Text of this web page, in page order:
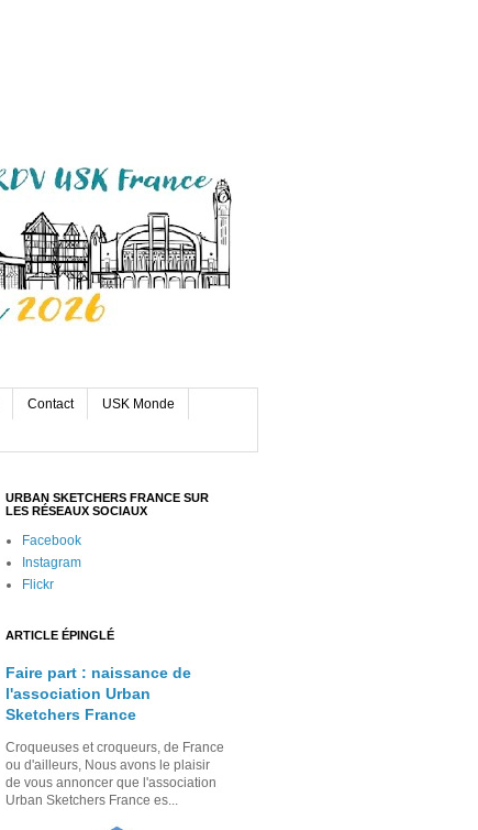
Contact USK Monde
URBAN SKETCHERS FRANCE SUR
LES RÉSEAUX SOCIAUX
Facebook
Instagram
Flickr
ARTICLE ÉPINGLÉ
Faire part : naissance de
l'association Urban
Sketchers France
Croqueuses et croqueurs, de France
ou d'ailleurs, Nous avons le plaisir
de vous annoncer que l'association
Urban Sketchers France es...